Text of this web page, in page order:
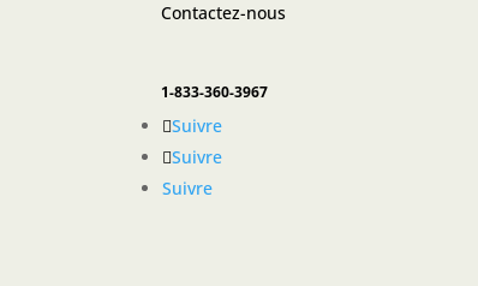
Contactez-nous
1-833-360-3967
Suivre
Suivre
Suivre